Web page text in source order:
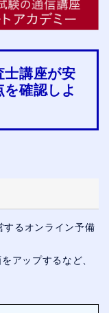
士講座が安
確認しよ
するオンライン予備
アップするなど、